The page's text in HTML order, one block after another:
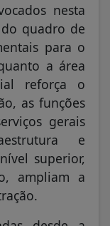
nesta
quadro de
para o
a área
reforça o
as funções
gerais
e
superior,
ampliam a